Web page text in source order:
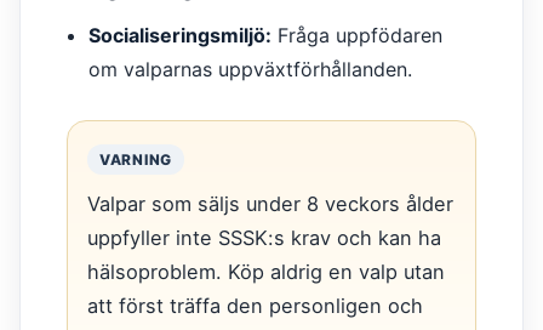
Socialiseringsmiljö: Fråga uppfödaren
om valparnas uppväxtförhållanden.
VARNING
Valpar som säljs under 8 veckors ålder
uppfyller inte SSSK:s krav och kan ha
hälsoproblem. Köp aldrig en valp utan
att först träffa den personligen och